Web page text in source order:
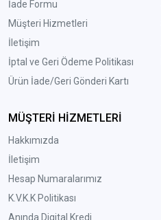
İade Formu
Müşteri Hizmetleri
İletişim
İptal ve Geri Ödeme Politikası
Ürün İade/Geri Gönderi Kartı
MÜŞTERİ HİZMETLERİ
Hakkımızda
İletişim
Hesap Numaralarımız
K.V.K.K Politikası
Anında Digital Kredi